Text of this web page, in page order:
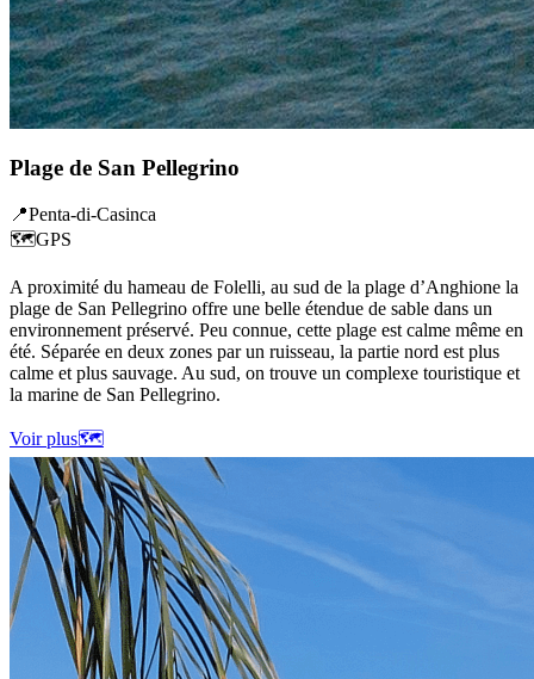
Plage de San Pellegrino
📍Penta-di-Casinca
🗺️GPS
A proximité du hameau de Folelli, au sud de la plage d’Anghione la
plage de San Pellegrino offre une belle étendue de sable dans un
environnement préservé. Peu connue, cette plage est calme même en
été. Séparée en deux zones par un ruisseau, la partie nord est plus
calme et plus sauvage. Au sud, on trouve un complexe touristique et
la marine de San Pellegrino.
Voir plus🗺️